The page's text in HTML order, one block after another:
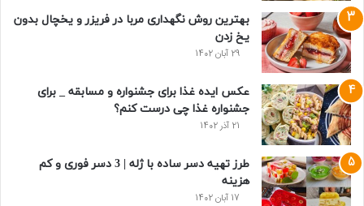
بهترین روش نگهداری مربا در فریزر و یخچال بدون
یخ زدن
29 آبان 1402
عکس ایده غذا برای جشنواره و مسابقه _ برای
جشنواره غذا چی درست کنم؟
21 آذر 1402
طرز تهیه دسر ساده با ژله | 3 دسر فوری و کم
هزینه
17 آبان 1402